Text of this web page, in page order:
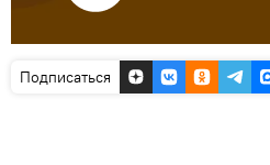
Подписаться